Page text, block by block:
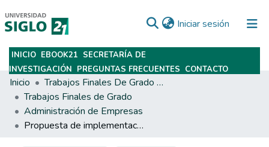
Iniciar sesión (current)
Subir
INICIO EBOOK21 SECRETARÍA DE
INVESTIGACIÓN PREGUNTAS FRECUENTES CONTACTO
Inicio
Trabajos Finales De Grado Y Posgrado
Trabajos Finales de Grado
Administración de Empresas
Propuesta de implementación de cuadro de mando integral como herramienta de gestión para Grupo Meta